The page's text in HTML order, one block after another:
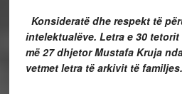
Konsideratë dhe respekt të
intelektualëve. Letra e 30
më 27 dhjetor Mustafa Kruja
vetmet letra të arkivit të